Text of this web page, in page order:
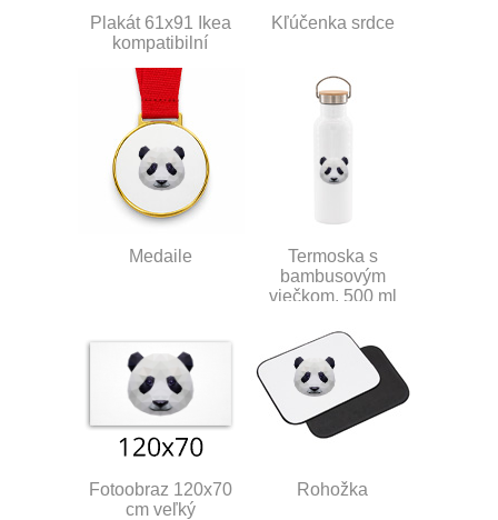
Plakát 61x91 Ikea
kompatibilní
Kľúčenka srdce
Medaile
Termoska s
bambusovým
viečkom, 500 ml
Fotoobraz 120x70
cm veľký
Rohožka